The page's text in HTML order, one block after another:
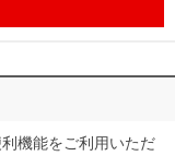
機能をご利用いただ